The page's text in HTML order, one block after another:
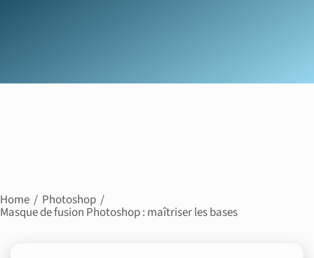
Home Photoshop
Masque de fusion Photoshop : maîtriser les bases